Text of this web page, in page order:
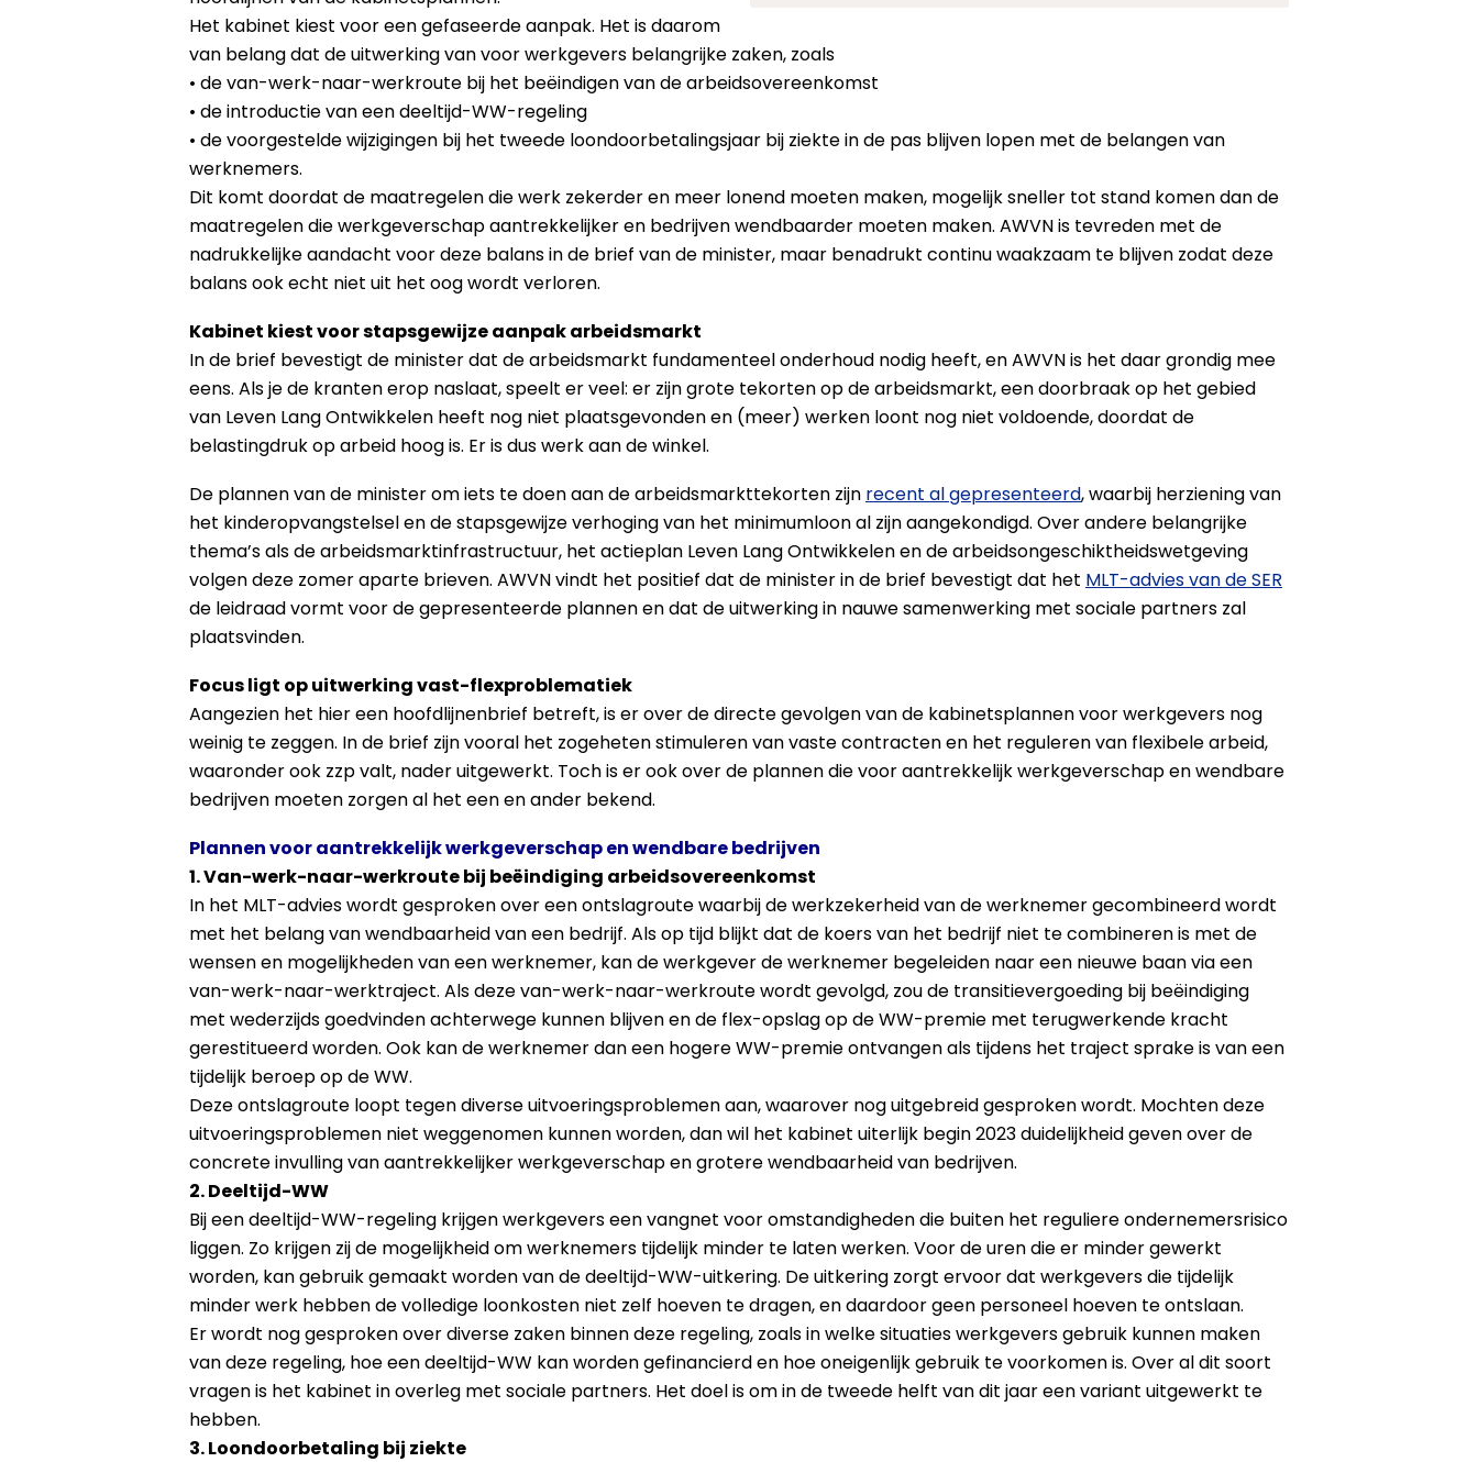
Het kabinet kiest voor een gefaseerde aanpak. Het is daarom
van belang dat de uitwerking van voor werkgevers belangrijke zaken, zoals
• de van-werk-naar-werkroute bij het beëindigen van de arbeidsovereenkomst
• de introductie van een deeltijd-WW-regeling
• de voorgestelde wijzigingen bij het tweede loondoorbetalingsjaar bij ziekte in de pas blijven lopen met de belangen van
werknemers.
Dit komt doordat de maatregelen die werk zekerder en meer lonend moeten maken, mogelijk sneller tot stand komen dan de
maatregelen die werkgeverschap aantrekkelijker en bedrijven wendbaarder moeten maken. AWVN is tevreden met de
nadrukkelijke aandacht voor deze balans in de brief van de minister, maar benadrukt continu waakzaam te blijven zodat deze
balans ook echt niet uit het oog wordt verloren.
Kabinet kiest voor stapsgewijze aanpak arbeidsmarkt
In de brief bevestigt de minister dat de arbeidsmarkt fundamenteel onderhoud nodig heeft, en AWVN is het daar grondig mee
eens. Als je de kranten erop naslaat, speelt er veel: er zijn grote tekorten op de arbeidsmarkt, een doorbraak op het gebied
van Leven Lang Ontwikkelen heeft nog niet plaatsgevonden en (meer) werken loont nog niet voldoende, doordat de
belastingdruk op arbeid hoog is. Er is dus werk aan de winkel.
De plannen van de minister om iets te doen aan de arbeidsmarkttekorten zijn recent al gepresenteerd, waarbij herziening van
het kinderopvangstelsel en de stapsgewijze verhoging van het minimumloon al zijn aangekondigd. Over andere belangrijke
thema’s als de arbeidsmarktinfrastructuur, het actieplan Leven Lang Ontwikkelen en de arbeidsongeschiktheidswetgeving
volgen deze zomer aparte brieven. AWVN vindt het positief dat de minister in de brief bevestigt dat het MLT-advies van de SER
de leidraad vormt voor de gepresenteerde plannen en dat de uitwerking in nauwe samenwerking met sociale partners zal
plaatsvinden.
Focus ligt op uitwerking vast-flexproblematiek
Aangezien het hier een hoofdlijnenbrief betreft, is er over de directe gevolgen van de kabinetsplannen voor werkgevers nog
weinig te zeggen. In de brief zijn vooral het zogeheten stimuleren van vaste contracten en het reguleren van flexibele arbeid,
waaronder ook zzp valt, nader uitgewerkt. Toch is er ook over de plannen die voor aantrekkelijk werkgeverschap en wendbare
bedrijven moeten zorgen al het een en ander bekend.
Plannen voor aantrekkelijk werkgeverschap en wendbare bedrijven
1. Van-werk-naar-werkroute bij beëindiging arbeidsovereenkomst
In het MLT-advies wordt gesproken over een ontslagroute waarbij de werkzekerheid van de werknemer gecombineerd wordt
met het belang van wendbaarheid van een bedrijf. Als op tijd blijkt dat de koers van het bedrijf niet te combineren is met de
wensen en mogelijkheden van een werknemer, kan de werkgever de werknemer begeleiden naar een nieuwe baan via een
van-werk-naar-werktraject. Als deze van-werk-naar-werkroute wordt gevolgd, zou de transitievergoeding bij beëindiging
met wederzijds goedvinden achterwege kunnen blijven en de flex-opslag op de WW-premie met terugwerkende kracht
gerestitueerd worden. Ook kan de werknemer dan een hogere WW-premie ontvangen als tijdens het traject sprake is van een
tijdelijk beroep op de WW.
Deze ontslagroute loopt tegen diverse uitvoeringsproblemen aan, waarover nog uitgebreid gesproken wordt. Mochten deze
uitvoeringsproblemen niet weggenomen kunnen worden, dan wil het kabinet uiterlijk begin 2023 duidelijkheid geven over de
concrete invulling van aantrekkelijker werkgeverschap en grotere wendbaarheid van bedrijven.
2. Deeltijd-WW
Bij een deeltijd-WW-regeling krijgen werkgevers een vangnet voor omstandigheden die buiten het reguliere ondernemersrisico
liggen. Zo krijgen zij de mogelijkheid om werknemers tijdelijk minder te laten werken. Voor de uren die er minder gewerkt
worden, kan gebruik gemaakt worden van de deeltijd-WW-uitkering. De uitkering zorgt ervoor dat werkgevers die tijdelijk
minder werk hebben de volledige loonkosten niet zelf hoeven te dragen, en daardoor geen personeel hoeven te ontslaan.
Er wordt nog gesproken over diverse zaken binnen deze regeling, zoals in welke situaties werkgevers gebruik kunnen maken
van deze regeling, hoe een deeltijd-WW kan worden gefinancierd en hoe oneigenlijk gebruik te voorkomen is. Over al dit soort
vragen is het kabinet in overleg met sociale partners. Het doel is om in de tweede helft van dit jaar een variant uitgewerkt te
hebben.
3. Loondoorbetaling bij ziekte